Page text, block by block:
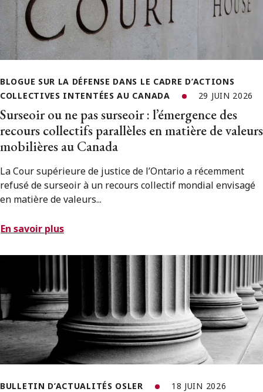
BLOGUE SUR LA DÉFENSE DANS LE CADRE D’ACTIONS
COLLECTIVES INTENTÉES AU CANADA
29 JUIN 2026
Surseoir ou ne pas surseoir : l’émergence des
recours collectifs parallèles en matière de valeurs
mobilières au Canada
La Cour supérieure de justice de l’Ontario a récemment
refusé de surseoir à un recours collectif mondial envisagé
en matière de valeurs...
En savoir plus
BULLETIN D’ACTUALITÉS OSLER 18 JUIN 2026